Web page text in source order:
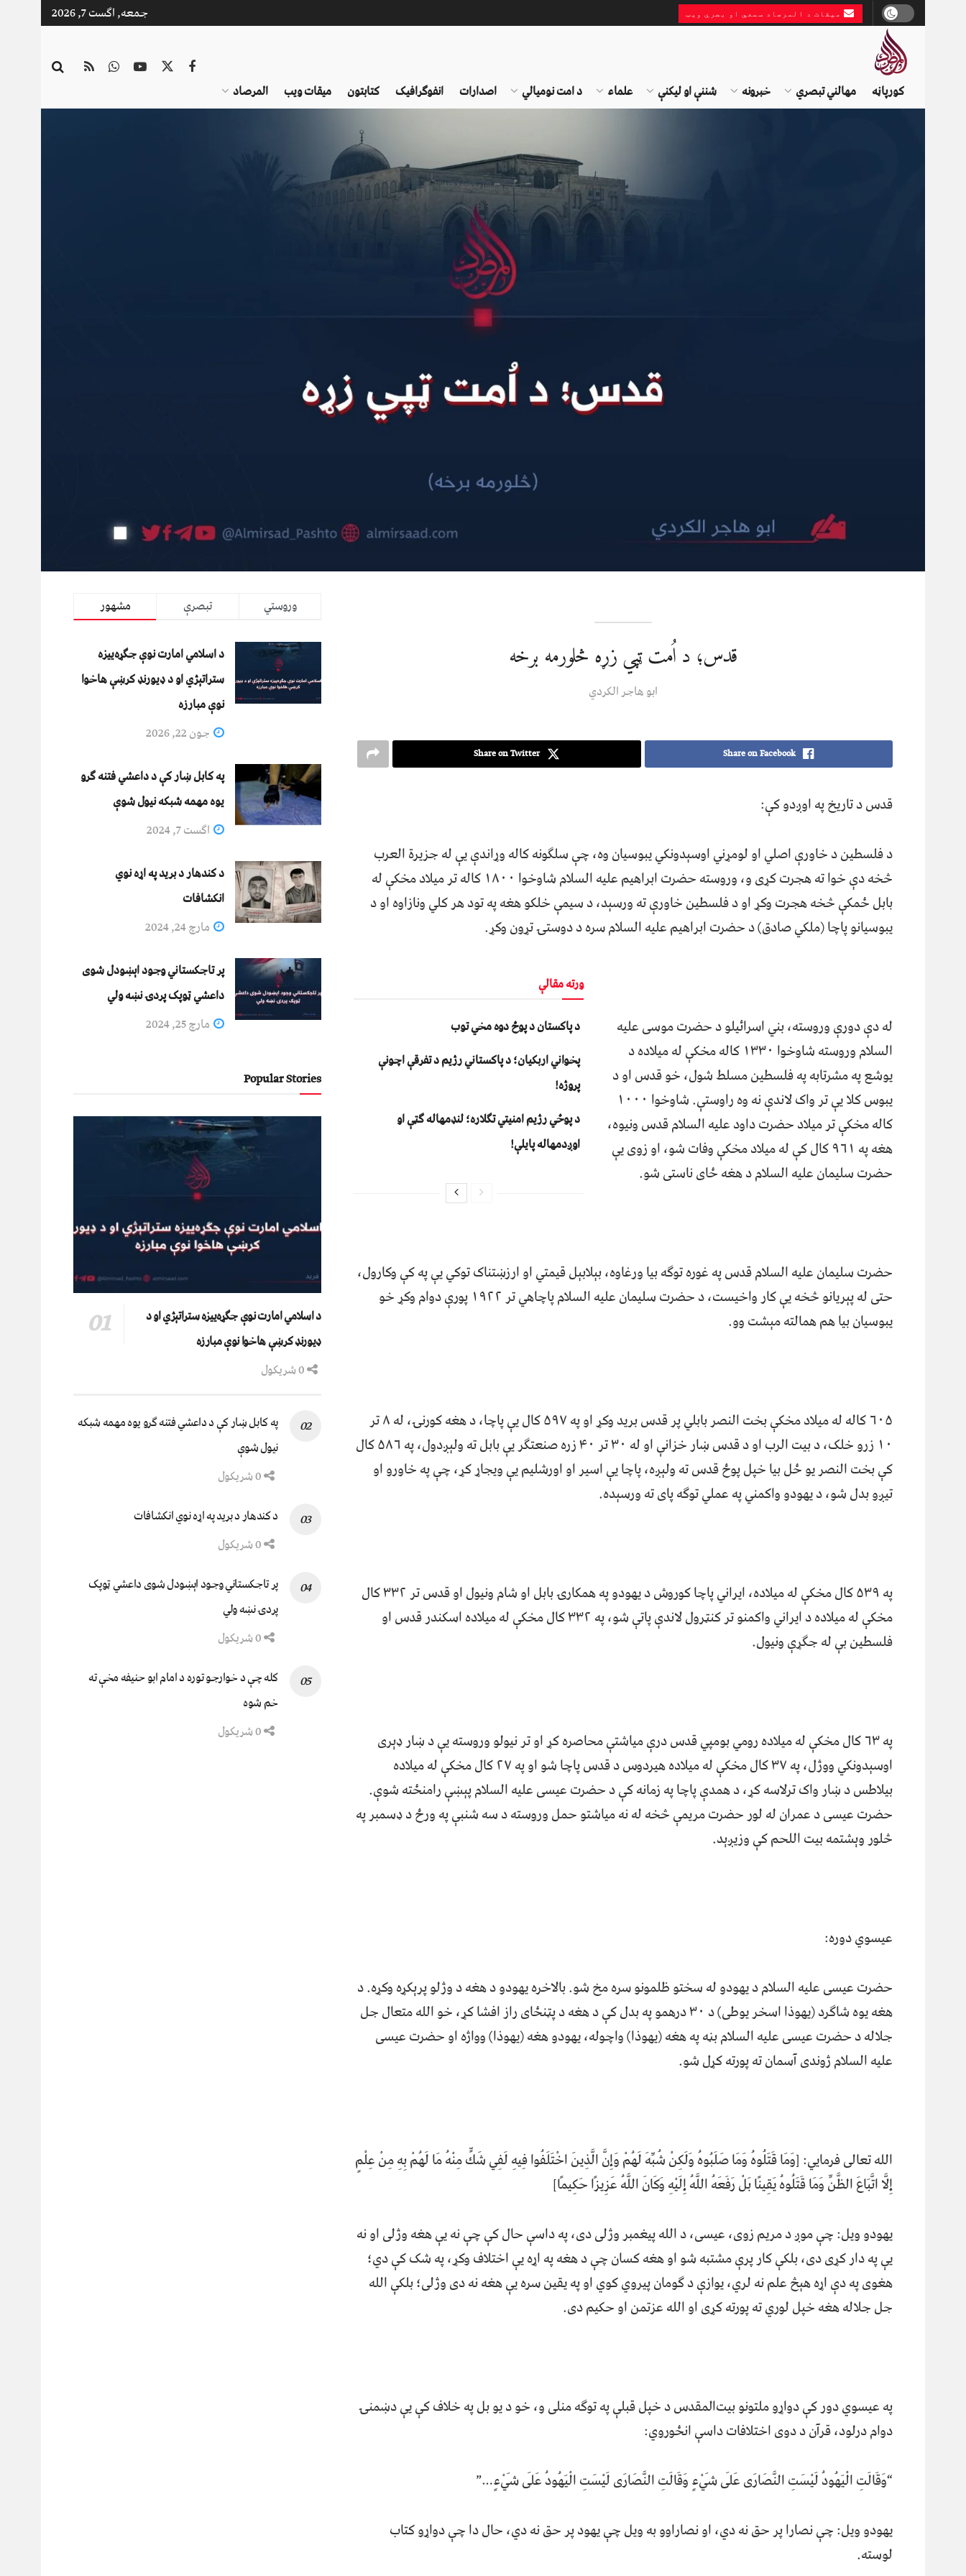
میقات د المرصاد سمعي او بصري ویب جمعه, اگست 7, 2026
کورپاڼه مهالني تبصري خبرونه شننې او لیکنې علماء د امت نومیالي اصدارات انفوګرافیک کتابتون میقات ویب المرصاد
قدس؛ د اُمت ټپي زړه څلورمه برخه
ابو هاجر الکردي
Share on Facebook
Share on Twitter
قدس د تاریخ په اوږدو کې:
د فلسطین د خاورې اصلي او لومړني اوسېدونکي یبوسیان وه، چې سلګونه کاله وړاندې یې له جزیرة العرب
څخه دې خوا ته هجرت کړی و، وروسته حضرت ابراهیم علیه السلام شاوخوا ۱۸۰۰ کاله تر میلاد مخکې له
بابل ځمکې څخه هجرت وکړ او د فلسطین خاورې ته ورسېد، د سیمې خلکو هغه په تود هر کلي ونازاوه او د
یبوسیانو پاچا (ملکي صادق) د حضرت ابراهیم علیه السلام سره د دوستۍ تړون وکړ.
ورته مقالې
د پاکستان د پوځ دوه مخي توب
پخواني اربکیان؛ د پاکستاني رژیم د تفرقې اچونې
پروژه!
د پوځي رژیم امنیتي تګلاره؛ لنډمهاله ګټې او
اوږدمهاله پایلې!
له دې دورې وروسته، بني اسرائيلو د حضرت موسی علیه
السلام وروسته شاوخوا ۱۳۳۰ کاله مخکې له میلاده د
یوشع په مشرتابه په فلسطین مسلط شول، خو قدس او د
یبوس کلا یې تر واک لاندې نه وه راوستې. شاوخوا ۱۰۰۰
کاله مخکې تر میلاد حضرت داود علیه السلام قدس ونیوه،
هغه په ۹۶۱ کال کې له میلاد مخکې وفات شو، او زوی یې
حضرت سلیمان علیه السلام د هغه ځای ناستی شو.
حضرت سلیمان علیه السلام قدس په غوره توګه بیا ورغاوه، بېلابېل قیمتي او ارزښتناک توکي یې په کې وکارول،
حتی له پېریانو څخه یې کار واخیست، د حضرت سلیمان علیه السلام پاچاهي تر ۱۹۲۲ پورې دوام وکړ خو
یبوسیان بیا هم همالته مېشت وو.
۶۰۵ کاله له میلاد مخکې بخت النصر بابلي پر قدس برید وکړ او په ۵۹۷ کال یې پاچا، د هغه کورنۍ، له ۸ تر
۱۰ زرو خلک، د بیت الرب او د قدس ښار خزانې او له ۳۰ تر ۴۰ زره صنعتګر يې بابل ته ولېږدول، په ۵۸۶ کال
کې بخت النصر یو ځل بیا خپل پوځ قدس ته ولېږه، پاچا یې اسیر او اورشلیم یې ویجاړ کړ، چې په خاورو او
تیږو بدل شو، د یهودو واکمني په عملي توګه پای ته ورسېده.
په ۵۳۹ کال مخکې له میلاده، ایراني پاچا کوروش د یهودو په همکارۍ بابل او شام ونیول او قدس تر ۳۳۲ کال
مخکې له میلاده د ایراني واکمنو تر کنټرول لاندې پاتې شو، په ۳۳۲ کال مخکې له میلاده اسکندر قدس او
فلسطین بې له جګړې ونیول.
په ۶۳ کال مخکې له میلاده رومي بومپي قدس درې میاشتې محاصره کړ او تر نیولو وروسته یې د ښار ډېری
اوسېدونکي ووژل، په ۳۷ کال مخکې له میلاده هیردوس د قدس پاچا شو او په ۲۷ کال مخکې له میلاده
بیلاطس د ښار واک ترلاسه کړ، د همدې پاچا په زمانه کې د حضرت عیسی علیه السلام پېښې رامنځته شوې.
حضرت عيسى د عمران له لور حضرت مريمې څخه له نه مياشتو حمل وروسته د سه شنبې په ورځ د ډسمبر په
څلور وېشتمه بيت اللحم کې وزيږېد.
عیسوي دوره:
حضرت عیسی علیه السلام د یهودو له سختو ظلمونو سره مخ شو. بالاخره یهودو د هغه د وژلو پرېکړه وکړه. د
هغه یوه شاګرد (یهوذا اسخر یوطی) د ۳۰ درهمو په بدل کې د هغه د پټنځای راز افشا کړ، خو الله متعال جل
جلاله د حضرت عیسی علیه السلام بڼه په هغه (یهوذا) واچوله، یهودو هغه (یهوذا) وواژه او حضرت عیسی
علیه السلام ژوندی آسمان ته پورته کړل شو.
الله تعالی فرمايي: [وَمَا قَتَلُوهُ وَمَا صَلَبُوهُ وَلَكِنْ شُبِّهَ لَهُمْ وَإِنَّ الَّذِينَ اخْتَلَفُوا فِيهِ لَفِي شَكٍّ مِنْهُ مَا لَهُمْ بِهِ مِنْ عِلْمٍ
إِلَّا اتَّبَاعَ الظَّنِّ وَمَا قَتَلُوهُ يَقِينًا بَلْ رَفَعَهُ اللَّهُ إِلَيْهِ وَكَانَ اللَّهُ عَزِيزًا حَكِيمًا]
یهودو ویل: چې موږ د مریم زوی، عیسی، د الله پیغمبر وژلی دی، په داسې حال کې چې نه یې هغه وژلی او نه
یې په دار کړی دی، بلکې کار پرې مشتبه شو او هغه کسان چې د هغه په اړه یې اختلاف وکړ، په شک کې دي؛
هغوی په دې اړه هېڅ علم نه لري، یوازې د ګومان پیروي کوي او په یقین سره یې هغه نه دی وژلی؛ بلکې الله
جل جلاله هغه خپل لوري ته پورته کړی او الله عزتمن او حکیم دی.
په عیسوي دور کې دواړو ملتونو بیت‌المقدس د خپل قبلې په توګه منلی و، خو د یو بل په خلاف کې یې دښمنۍ
دوام درلود، قرآن د دوی اختلافات داسې انځوروي:
“وَقَالَتِ الْيَهُودُ لَيْسَتِ النَّصَارَى عَلَى شَيْءٍ وَقَالَتِ النَّصَارَى لَيْسَتِ الْيَهُودُ عَلَى شَيْءٍ…”
یهودو ویل: چې نصارا پر حق نه دي، او نصاراوو به ویل چې یهود پر حق نه دي، حال دا چې دواړو کتاب
لوسته.
مشهور تبصرې وروستي
د اسلامي امارت نوې جګړه‌ییزه
ستراتېژي او د ډیورنډ کرښې هاخوا
نوې مبارزه
جون 22, 2026
په کابل ښار کې د داعشي فتنه ګرو
يوه مهمه شبکه نيول شوې
اگست 7, 2024
د کندهار د برید په اړه نوي
انکشافات
مارچ 24, 2024
پر تاجکستاني وجود اېښودل شوی
داعشي ټوپک پردۍ نښه ولي
مارچ 25, 2024
Popular Stories
د اسلامي امارت نوې جګړه‌ییزه ستراتېژي او د
ډیورنډ کرښې هاخوا نوې مبارزه
په کابل ښار کې د داعشي فتنه ګرو يوه مهمه شبکه
نيول شوې
د کندهار د برید په اړه نوي انکشافات
پر تاجکستاني وجود اېښودل شوی داعشي ټوپک
پردۍ نښه ولي
کله چې د خوارجو توره د امام ابو حنیفه مخې ته
خم شوه